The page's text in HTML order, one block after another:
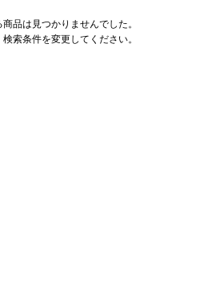
品は見つかりませんでした。
索条件を変更してください。